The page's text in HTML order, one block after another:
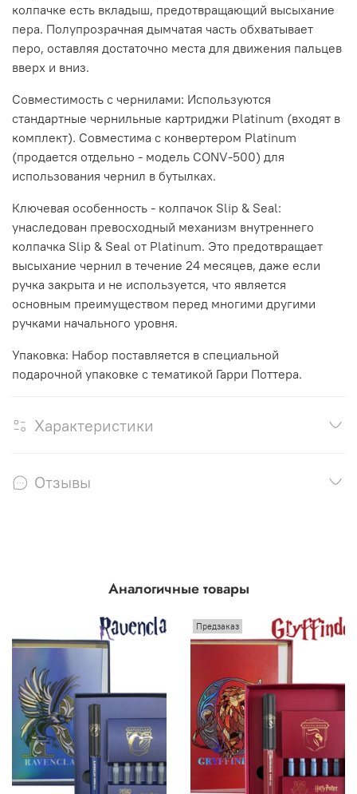
колпачке есть вкладыш, предотвращающий высыхание
пера. Полупрозрачная дымчатая часть обхватывает
перо, оставляя достаточно места для движения пальцев
вверх и вниз.
Совместимость с чернилами: Используются
стандартные чернильные картриджи Platinum (входят в
комплект). Совместима с конвертером Platinum
(продается отдельно - модель CONV-500) для
использования чернил в бутылках.
Ключевая особенность - колпачок Slip & Seal:
унаследован превосходный механизм внутреннего
колпачка Slip & Seal от Platinum. Это предотвращает
высыхание чернил в течение 24 месяцев, даже если
ручка закрыта и не используется, что является
основным преимуществом перед многими другими
ручками начального уровня.
Упаковка: Набор поставляется в специальной
подарочной упаковке с тематикой Гарри Поттера.
Характеристики
Отзывы
Аналогичные товары
Предзаказ